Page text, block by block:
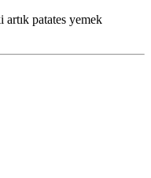
patates yemek